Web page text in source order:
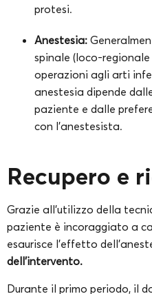
protesi.
Anestesia:
spinale (loco-
operazioni agli arti
anestesia dipende
paziente e dalle
con l’anestesista.
Recupero e
Grazie all’utilizzo della
paziente è incoraggiato a
esaurisce l’effetto
dell’intervento.
Durante il primo periodo, il